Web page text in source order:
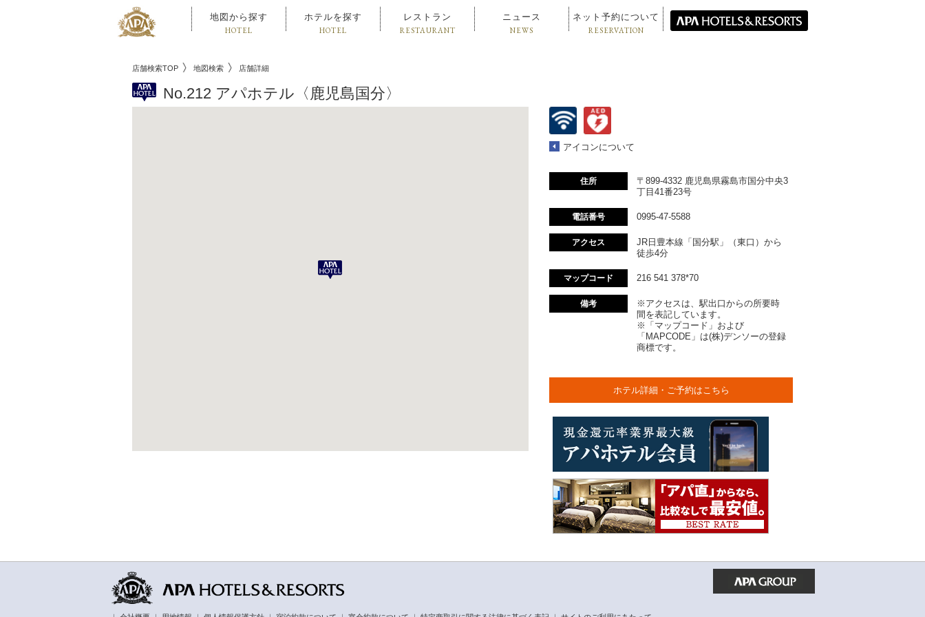
地図から探す
HOTEL
ホテルを探す
HOTEL
レストラン
RESTAURANT
ニュース
NEWS
ネット予約について
RESERVATION
店舗検索TOP 地図検索 店舗詳細
No.212 アパホテル〈鹿児島国分〉
アイコンについて
住所
〒899-4332 鹿児島県霧島市国分中央3
丁目41番23号
電話番号 0995-47-5588
アクセス
JR日豊本線「国分駅」（東口）から
徒歩4分
マップコード 216 541 378*70
備考
※アクセスは、駅出口からの所要時
間を表記しています。
※「マップコード」および
「MAPCODE」は(株)デンソーの登録
商標です。
ホテル詳細・ご予約はこちら